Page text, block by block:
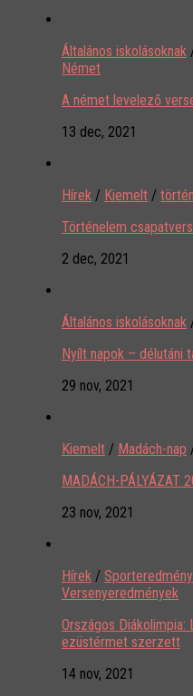
Általános iskolásoknak
Német
A német levelező
13 dec, 2021
Hírek / Kiemelt /
Történelem
2 dec, 2021
Általános iskolásoknak
Nyílt napok – délutáni
29 nov, 2021
Kiemelt / Madách-nap
MADÁCH-PÁLYÁZAT
23 nov, 2021
Hírek / Sporteredmény
Versenyeredmények
Országos Diákolimpia:
ezüstérmet szerzett
14 nov, 2021